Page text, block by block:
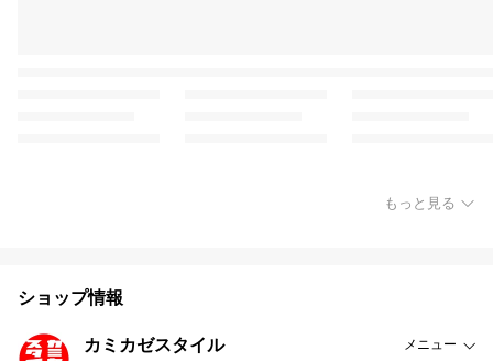
もっと見る
ショップ情報
カミカゼスタイル メニュー